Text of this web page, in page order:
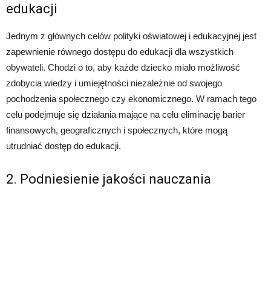
edukacji
Jednym z głównych celów polityki oświatowej i edukacyjnej jest
zapewnienie równego dostępu do edukacji dla wszystkich
obywateli. Chodzi o to, aby każde dziecko miało możliwość
zdobycia wiedzy i umiejętności niezależnie od swojego
pochodzenia społecznego czy ekonomicznego. W ramach tego
celu podejmuje się działania mające na celu eliminację barier
finansowych, geograficznych i społecznych, które mogą
utrudniać dostęp do edukacji.
2. Podniesienie jakości nauczania